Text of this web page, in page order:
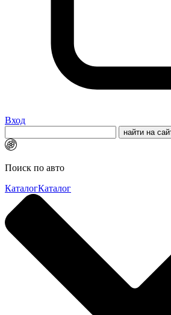
Вход
Поиск по авто
КаталогКаталог